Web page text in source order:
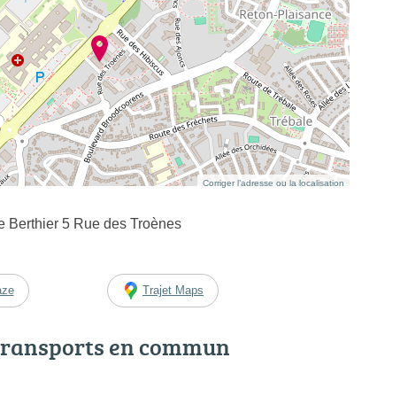
Corriger l’adresse ou la localisation
Berthier 5 Rue des Troènes
Trajet Maps
en commun